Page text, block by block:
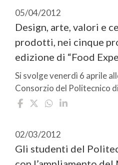
05/04/2012
Design, arte, valori e
prodotti, nei cinque
edizione di “Food
Si svolge venerdì 6 aprile
Consorzio del Politecnico
02/03/2012
Gli studenti del